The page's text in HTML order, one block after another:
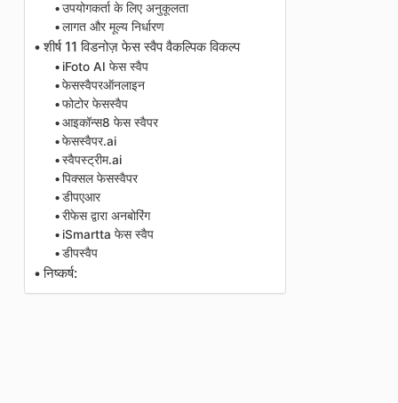
उपयोगकर्ता के लिए अनुकूलता
लागत और मूल्य निर्धारण
शीर्ष 11 विडनोज़ फेस स्वैप वैकल्पिक विकल्प
iFoto AI फेस स्वैप
फेसस्वैपरऑनलाइन
फोटोर फेसस्वैप
आइकॉन्स8 फेस स्वैपर
फेसस्वैपर.ai
स्वैपस्ट्रीम.ai
पिक्सल फेसस्वैपर
डीपएआर
रीफेस द्वारा अनबोरिंग
iSmartta फेस स्वैप
डीपस्वैप
निष्कर्ष: